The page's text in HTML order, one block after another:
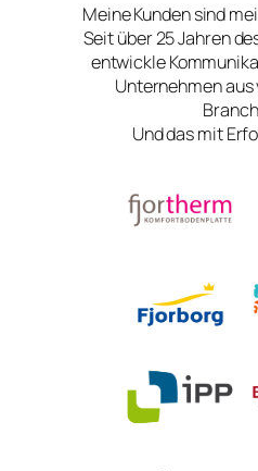
Meine Kunden sind
Seit über 25 Jahren
entwickle
Unternehmen
Und das mit